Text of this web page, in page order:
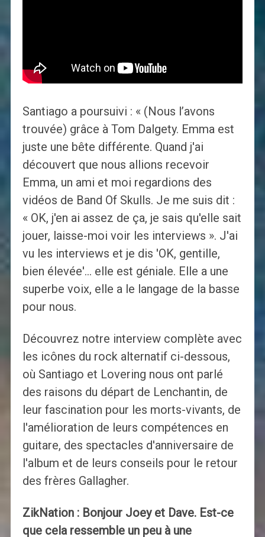
Santiago a poursuivi : « (Nous l’avons
trouvée) grâce à Tom Dalgety. Emma est
juste une bête différente. Quand j'ai
découvert que nous allions recevoir
Emma, ​​un ami et moi regardions des
vidéos de Band Of Skulls. Je me suis dit :
« OK, j'en ai assez de ça, je sais qu'elle sait
jouer, laisse-moi voir les interviews ». J'ai
vu les interviews et je dis 'OK, gentille,
bien élevée'… elle est géniale. Elle a une
superbe voix, elle a le langage de la basse
pour nous.
Découvrez notre interview complète avec
les icônes du rock alternatif ci-dessous,
où Santiago et Lovering nous ont parlé
des raisons du départ de Lenchantin, de
leur fascination pour les morts-vivants, de
l'amélioration de leurs compétences en
guitare, des spectacles d'anniversaire de
l'album et de leurs conseils pour le retour
des frères Gallagher.
ZikNation : Bonjour Joey et Dave. Est-ce
que cela ressemble un peu à une